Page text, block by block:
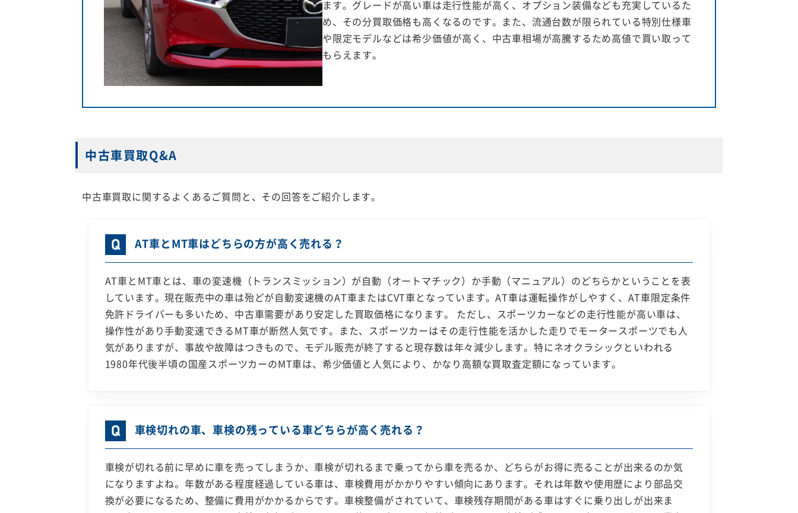
ます。グレードが高い車は走行性能が高く、オプション装備なども充実しているた
め、その分買取価格も高くなるのです。また、流通台数が限られている特別仕様車
や限定モデルなどは希少価値が高く、中古車相場が高騰するため高値で買い取って
もらえます。
中古車買取Q&A
中古車買取に関するよくあるご質問と、その回答をご紹介します。
AT車とMT車はどちらの方が高く売れる？
AT車とMT車とは、車の変速機（トランスミッション）が自動（オートマチック）か手動（マニュアル）のどちらかということを表
しています。現在販売中の車は殆どが自動変速機のAT車またはCVT車となっています。AT車は運転操作がしやすく、AT車限定条件
免許ドライバーも多いため、中古車需要があり安定した買取価格になります。 ただし、スポーツカーなどの走行性能が高い車は、
操作性があり手動変速できるMT車が断然人気です。また、スポーツカーはその走行性能を活かした走りでモータースポーツでも人
気がありますが、事故や故障はつきもので、モデル販売が終了すると現存数は年々減少します。特にネオクラシックといわれる
1980年代後半頃の国産スポーツカーのMT車は、希少価値と人気により、かなり高額な買取査定額になっています。
車検切れの車、車検の残っている車どちらが高く売れる？
車検が切れる前に早めに車を売ってしまうか、車検が切れるまで乗ってから車を売るか、どちらがお得に売ることが出来るのか気
になりますよね。年数がある程度経過している車は、車検費用がかかりやすい傾向にあります。それは年数や使用歴により部品交
換が必要になるため、整備に費用がかかるからです。車検整備がされていて、車検残存期間がある車はすぐに乗り出しが出来ま